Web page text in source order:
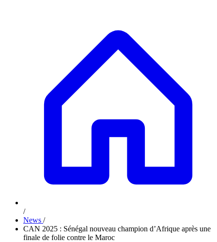
/
News /
CAN 2025 : Sénégal nouveau champion d’Afrique après une
finale de folie contre le Maroc